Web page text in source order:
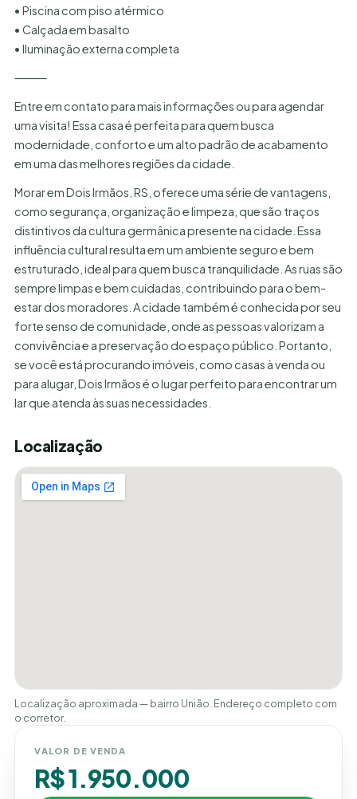
• Piscina com piso atérmico
• Calçada em basalto
• Iluminação externa completa
⸻
Entre em contato para mais informações ou para agendar
uma visita! Essa casa é perfeita para quem busca
modernidade, conforto e um alto padrão de acabamento
em uma das melhores regiões da cidade.
Morar em Dois Irmãos, RS, oferece uma série de vantagens,
como segurança, organização e limpeza, que são traços
distintivos da cultura germânica presente na cidade. Essa
influência cultural resulta em um ambiente seguro e bem
estruturado, ideal para quem busca tranquilidade. As ruas são
sempre limpas e bem cuidadas, contribuindo para o bem-
estar dos moradores. A cidade também é conhecida por seu
forte senso de comunidade, onde as pessoas valorizam a
convivência e a preservação do espaço público. Portanto,
se você está procurando imóveis, como casas à venda ou
para alugar, Dois Irmãos é o lugar perfeito para encontrar um
lar que atenda às suas necessidades.
Localização
Localização aproximada — bairro União. Endereço completo com
o corretor.
VALOR DE VENDA
R$ 1.950.000